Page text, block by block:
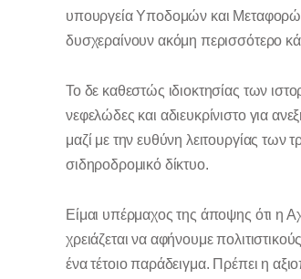
υπουργεία Υποδομών και Μεταφορών,
δυσχεραίνουν ακόμη περισσότερο
Το δε καθεστώς ιδιοκτησίας των
νεφελώδες και αδιευκρίνιστο για
μαζί με την ευθύνη λειτουργίας
σιδηροδρομικό δίκτυο.
Είμαι υπέρμαχος της άποψης ότι η
χρειάζεται να αφήνουμε
ένα τέτοιο παράδειγμα. Πρέπει η